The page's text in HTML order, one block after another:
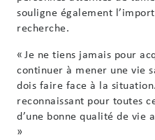
souligne également
recherche.
« Je ne tiens jamais pour
continuer à mener une vie
dois faire face à la
reconnaissant pour toutes
d’une bonne qualité de vie
»